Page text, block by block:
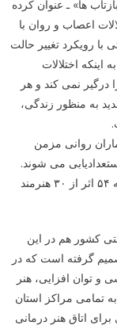
ها» ـ عنوان کرده
اعصاب و روان با
با رویکرد تغییر حالت
اینکه اختلالات
نمی کند و هر
به منظور زندگی،
روانی مزمن
می شوند.
این نمایشگاه در واقع خروجی کارگاه هنری است که ۵۴ اثر از ۳۰ هنرمند
کشور هم در این
گرفته است که در
و توان افزایی، هنر
به تمامی مراکز استان
برای اتاق هنر درمانی